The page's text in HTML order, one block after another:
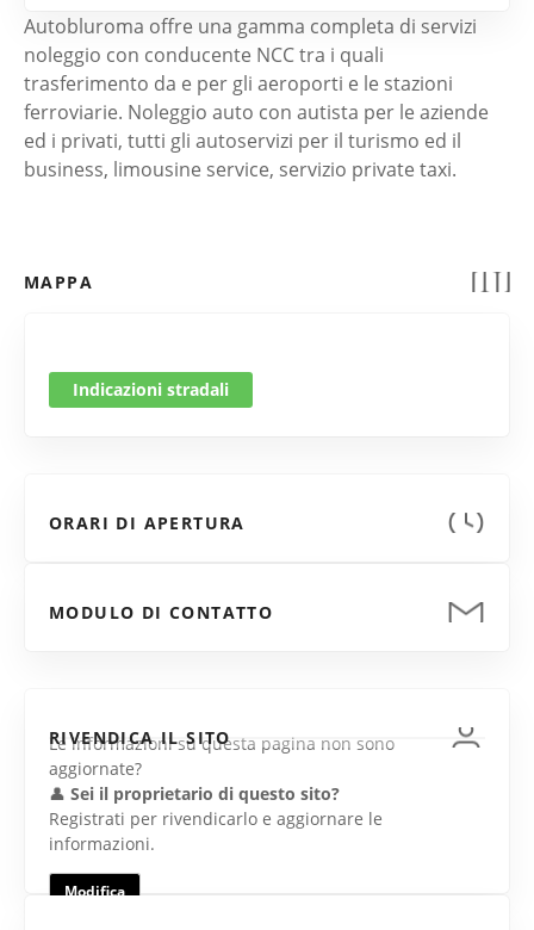
Autobluroma offre una gamma completa di servizi
noleggio con conducente NCC tra i quali
trasferimento da e per gli aeroporti e le stazioni
ferroviarie. Noleggio auto con autista per le aziende
ed i privati, tutti gli autoservizi per il turismo ed il
business, limousine service, servizio private taxi.
MAPPA
Indicazioni stradali
ORARI DI APERTURA
MODULO DI CONTATTO
RIVENDICA IL SITO
Le informazioni su questa pagina non sono
aggiornate?
👤 Sei il proprietario di questo sito?
Registrati per rivendicarlo e aggiornare le
informazioni.
Modifica